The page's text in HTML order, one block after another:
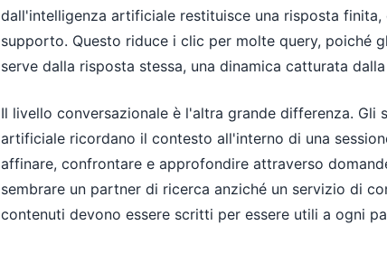
dall'intelligenza artificiale restituisce una risposta
supporto. Questo riduce i clic per molte query, poiché
serve dalla risposta stessa, una dinamica catturata dalla
Il livello conversazionale è l'altra grande differenza. Gli
artificiale ricordano il contesto all'interno di una
affinare, confrontare e approfondire attraverso
sembrare un partner di ricerca anziché un servizio di
contenuti devono essere scritti per essere utili a ogni